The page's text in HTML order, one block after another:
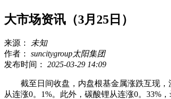
大市场资讯（3月25日）
来源：
未知
作者： suncitygroup太阳集团
发布时间： 2025-03-29 14:09
截至日间收盘，内盘根基金属涨跌互现，沪
从连涨0。1%。此外，碳酸锂从连涨0。33%